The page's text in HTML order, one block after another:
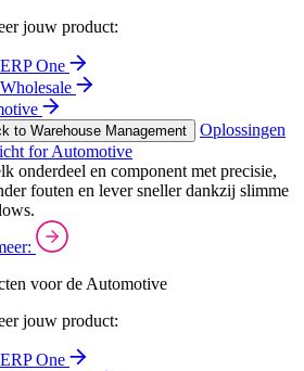
jouw product:
ERP One
Wholesale
to Warehouse Management
Oplossingen
for Automotive
onderdeel en component met precisie,
fouten en lever sneller dankzij slimme
voor de Automotive
jouw product:
ERP One